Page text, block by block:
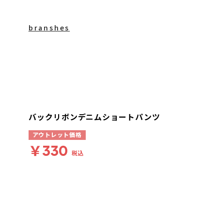
branshes
バックリボンデニムショートパンツ
アウトレット価格
￥330 税込